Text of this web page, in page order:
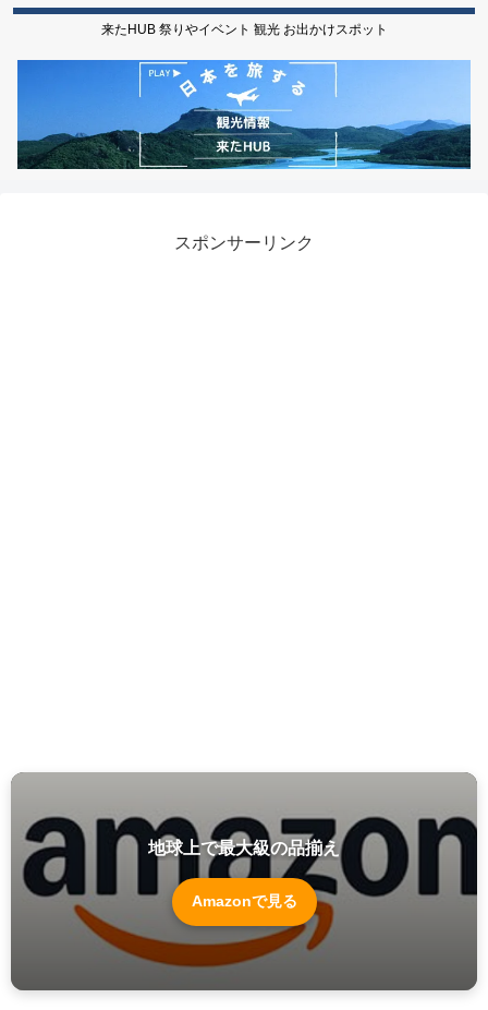
来たHUB 祭りやイベント 観光 お出かけスポット
スポンサーリンク
地球上で最大級の品揃え
Amazonで見る